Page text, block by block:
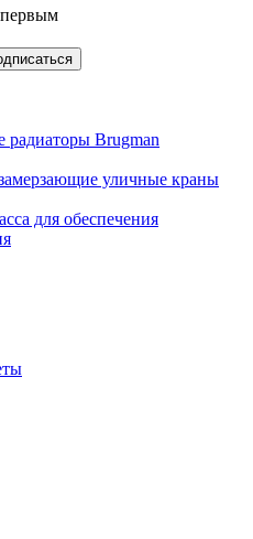
первым
Brugman
уличные краны
для обеспечения